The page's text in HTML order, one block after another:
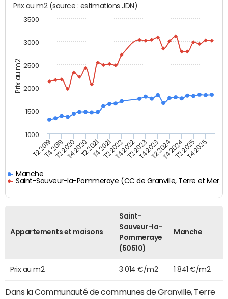
Prix au m2
Prix au m2 (source : estimations JDN)
Manche
Saint-Sauveur-la-Pommeraye (CC de Granville, Terre et Mer)
T2 2019T4 2019T2 2020T4 2020T2 2021T4 2021T2 2022T4 2022T2 2023T4 2023T2 2024T4 2024T2 2025T4 2025
1000
1500
2000
2500
3000
3500
Appartements et maisons
Saint-
Sauveur-la-
Pommeraye
(50510)
Manche
Prix au m2 3 014 €/m2 1 841 €/m2
Dans la Communauté de communes de Granville, Terre